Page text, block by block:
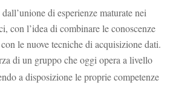
di esperienze maturate nei
con l’idea di combinare le conoscenze
le nuove tecniche di acquisizione dati.
di un gruppo che oggi opera a livello
a disposizione le proprie competenze